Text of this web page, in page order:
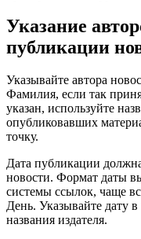
Указание
публикации
Указывайте автора
Фамилия, если так
указан, используйте
опубликовавших
точку.
Дата публикации
новости. Формат даты
системы ссылок, чаще
День. Указывайте дату в
названия издателя.